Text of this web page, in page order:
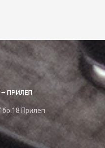
ПРИЛЕП
бр.18 Прилеп